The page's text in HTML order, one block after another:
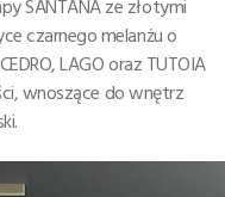
SANTANA ze złotymi
czarnego melanżu o
LAGO oraz TUTOIA
wnoszące do wnętrz